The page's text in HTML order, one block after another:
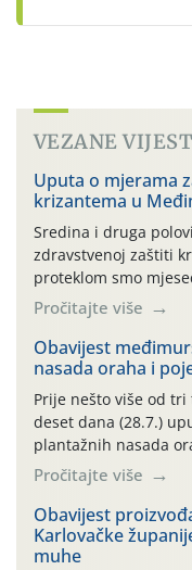
VEZANE
Uputa o mjerama
krizantema u
Sredina i druga
zdravstvenoj zaštiti
proteklom smo
preventivnim
uzročnika bolesti,
06.7.)! Na početku
povijesno i
najviše temperature
Pročitajte više
Obavijest
nasada oraha i
Prije nešto više od
deset dana (28.7.)
plantažnih nasada
leta i ovogodišnjoj
orahove muhe
traje drugi
izražen zadnja šest
temperature zraka
Pročitajte više
Obavijest
Karlovačke
muhe